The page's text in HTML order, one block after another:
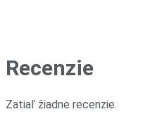
Recenzie
Zatiaľ žiadne recenzie.